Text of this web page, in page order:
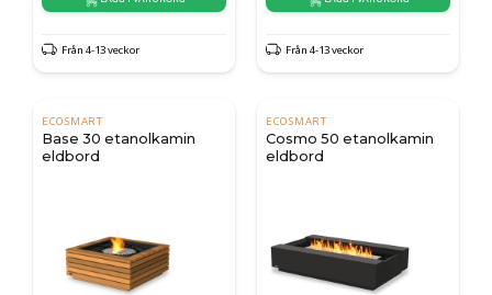
Från 4-13 veckor Från 4-13 veckor
ECOSMART
Base 30 etanolkamin
eldbord
ECOSMART
Cosmo 50 etanolkamin
eldbord